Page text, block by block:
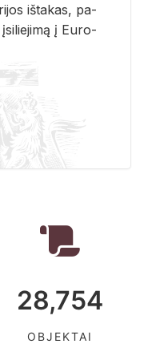
iš­ta­kas, pa­
į Eu­ro­
28,754
OBJEKTAI